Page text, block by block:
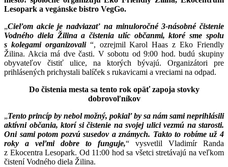
Lesopark a vegánske bistro VegGo.
„Cieľom akcie je nadviazať na minuloročné 3-násobné čistenie
Vodného diela Žilina a čistenia ulíc občanmi, ktoré sme spolu
s kolegami organizovali “, ozrejmil Karol Haas z Eko Friendly
Žilina. Akcia má dve časti. V sobotu od 9:00 hod. budú skupiny
obyvateľov čistiť ulice, na ktorých bývajú. Organizátori pre
prihlásených prichystali balíček s rukavicami a vreciami na odpad.
Do čistenia mesta sa tento rok opäť zapoja stovky
dobrovoľníkov
„Tento princíp by nebol možný, pokiaľ by sa nám sami neprihlásili
aktívni občania, ktorí si čistenie na svojej ulici vezmú na starosti.
Oni sami potom pozvú susedov a známych. Takto to robíme už 4
roky a veľmi dobre to funguje,“ vysvetlil Vladimír Randa
z Ekocentra Lesopark. Od 11:00 hod sa všetci stretávajú na veľkom
čistení Vodného diela Žilina.